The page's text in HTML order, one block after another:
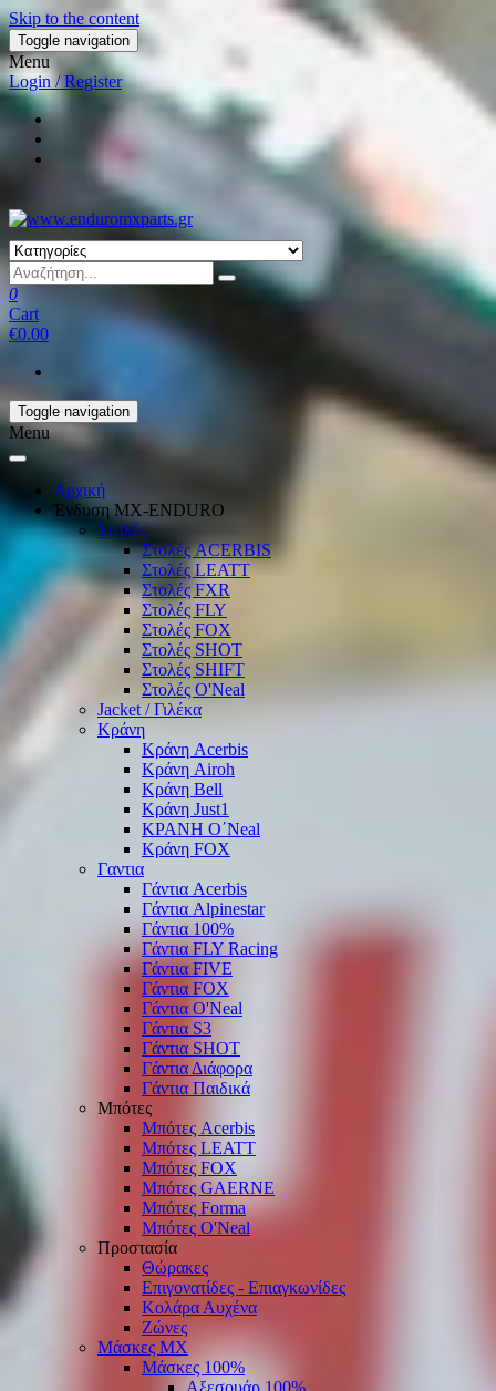
Skip to the content
Toggle navigation
Menu
Login / Register
0
Cart
€0.00
Toggle navigation
Menu
Αρχική
Ένδυση ΜΧ-ΕΝDURO
Στολές
Στολές ACERBIS
Στολές LEATT
Στολές FXR
Στολές FLY
Στολές FOX
Στολές SHOT
Στολές SHIFT
Στολές O'Neal
Jacket / Γιλέκα
Κράνη
Κράνη Acerbis
Κράνη Airoh
Κράνη Bell
Κράνη Just1
ΚΡΑΝΗ O΄Νeal
Κράνη FOX
Γαντια
Γάντια Acerbis
Γάντια Alpinestar
Γάντια 100%
Γάντια FLY Racing
Γάντια FIVE
Γάντια FOX
Γάντια O'Νeal
Γάντια S3
Γάντια SHOT
Γάντια Διάφορα
Γάντια Παιδικά
Μπότες
Μπότες Acerbis
Μπότες LEATT
Μπότες FOX
Μπότες GAERNE
Μπότες Forma
Μπότες O'Neal
Προστασία
Θώρακες
Επιγονατίδες - Επιαγκωνίδες
Κολάρα Αυχένα
Ζώνες
Μάσκες ΜΧ
Μάσκες 100%
Αξεσουάρ 100%